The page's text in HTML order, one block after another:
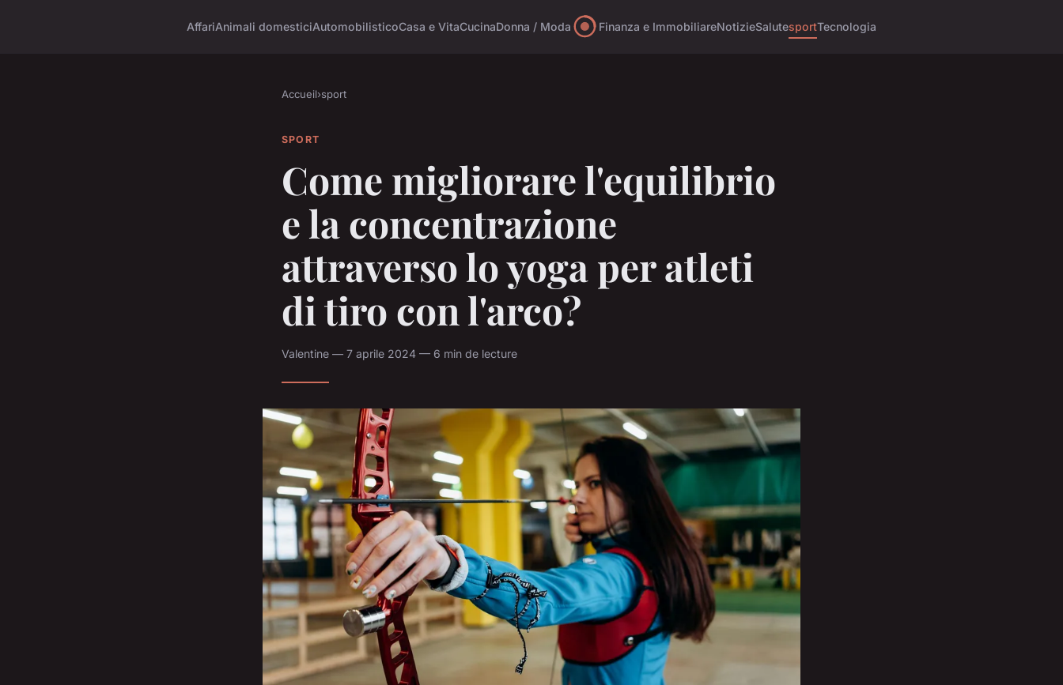
AffariAnimali domesticiAutomobilisticoCasa e VitaCucinaDonna / Moda Finanza e ImmobiliareNotizieSalutesportTecnologia
Accueil›sport
SPORT
Come migliorare l'equilibrio
e la concentrazione
attraverso lo yoga per atleti
di tiro con l'arco?
Valentine — 7 aprile 2024 — 6 min de lecture